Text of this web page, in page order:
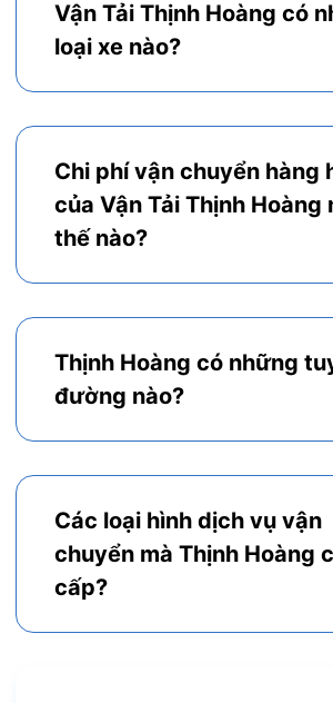
Vận Tải Thịnh Hoàng có
loại xe nào?
Chi phí vận chuyển hàng
của Vận Tải Thịnh Hoàng
thế nào?
Thịnh Hoàng có những
đường nào?
Các loại hình dịch vụ vận
chuyển mà Thịnh Hoàng
cấp?